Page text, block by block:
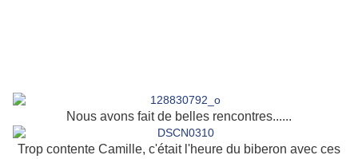
Nous avons fait de belles rencontres......
Trop contente Camille, c'était l'heure du biberon avec ces